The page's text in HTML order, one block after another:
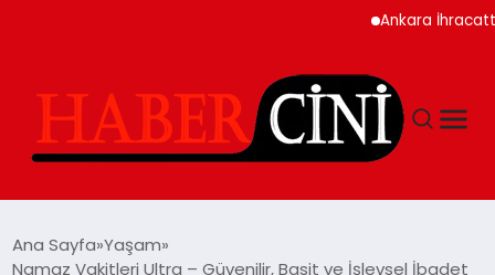
Ankara İhracatta
Ana Sayfa Yaşam
Namaz Vakitleri Ultra – Güvenilir, Basit ve İşlevsel İbadet